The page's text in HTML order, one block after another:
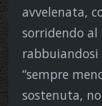
avvelenata,
sorridendo
rabbuiandosi
“sempre
sostenuta,